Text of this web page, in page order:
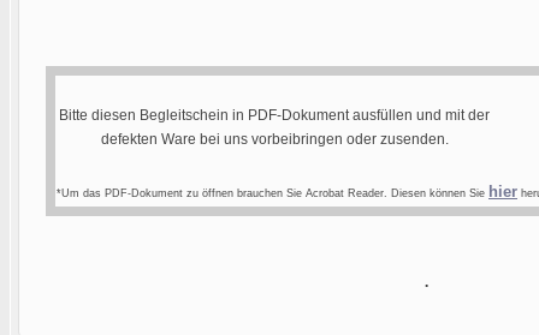
Bitte diesen Begleitschein in PDF-Dokument ausfüllen und mit der
defekten Ware bei uns vorbeibringen oder zusenden.
*Um das PDF-Dokument zu öffnen brauchen Sie Acrobat Reader. Diesen können Sie hier
.